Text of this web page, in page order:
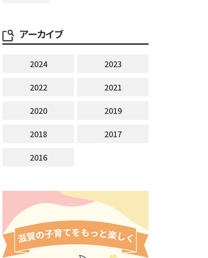
アーカイブ
2024
2023
2022
2021
2020
2019
2018
2017
2016